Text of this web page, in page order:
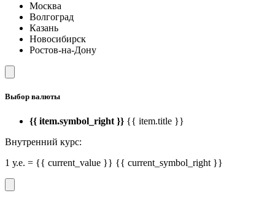
Москва
Волгоград
Казань
Новосибирск
Ростов-на-Дону
Выбор валюты
{{ item.symbol_right }} {{ item.title }}
Внутренний курс:
1 у.е. = {{ current_value }} {{ current_symbol_right }}